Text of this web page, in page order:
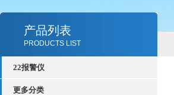
产品列表
PRODUCTS LIST
22报警仪
更多分类